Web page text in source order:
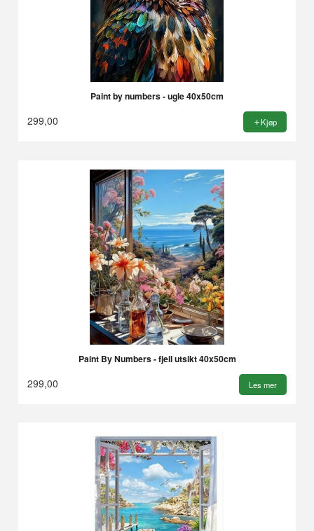
Paint by numbers - ugle 40x50cm
299,00 Kjøp
Paint By Numbers - fjell utsikt 40x50cm
299,00 Les mer